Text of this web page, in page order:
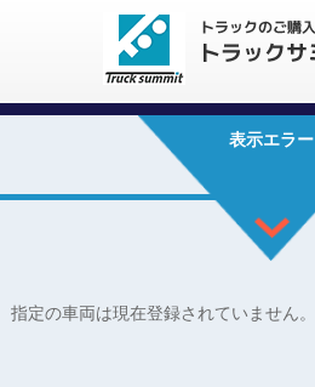
表示エラー
指定の車両は現在登録されていません。